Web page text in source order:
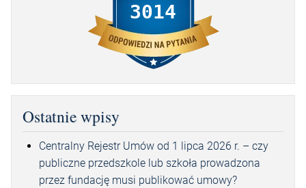
3014
Ostatnie wpisy
Centralny Rejestr Umów od 1 lipca 2026 r. – czy
publiczne przedszkole lub szkoła prowadzona
przez fundację musi publikować umowy?